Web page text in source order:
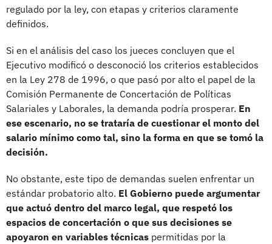
regulado por la ley, con etapas y criterios claramente
definidos.
Si en el análisis del caso los jueces concluyen que el
Ejecutivo modificó o desconoció los criterios establecidos
en la Ley 278 de 1996, o que pasó por alto el papel de la
Comisión Permanente de Concertación de Políticas
Salariales y Laborales, la demanda podría prosperar. En
ese escenario, no se trataría de cuestionar el monto del
salario mínimo como tal, sino la forma en que se tomó la
decisión.
No obstante, este tipo de demandas suelen enfrentar un
estándar probatorio alto. El Gobierno puede argumentar
que actuó dentro del marco legal, que respetó los
espacios de concertación o que sus decisiones se
apoyaron en variables técnicas permitidas por la